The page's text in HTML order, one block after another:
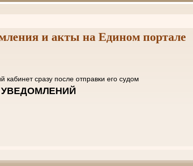
и акты на Едином портале
кабинет сразу после отправки его судом
УВЕДОМЛЕНИЙ